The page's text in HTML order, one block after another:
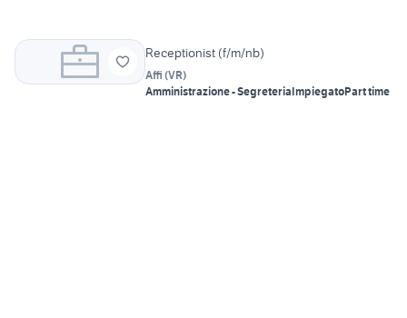
Receptionist (f/m/nb)
Affi (VR)
Amministrazione - SegreteriaImpiegatoPart time